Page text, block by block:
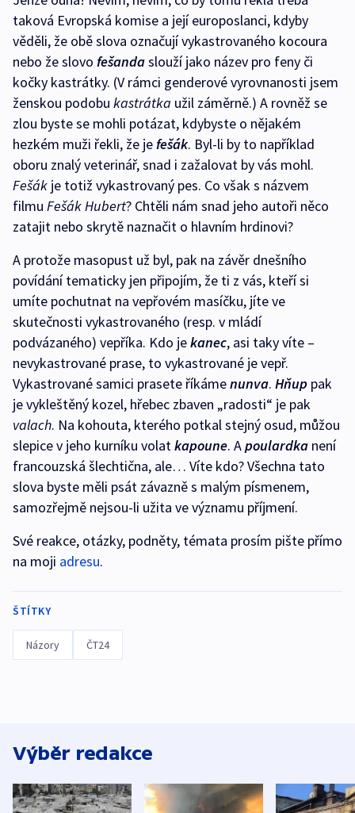
taková Evropská komise a její europoslanci, kdyby
věděli, že obě slova označují vykastrovaného kocoura
nebo že slovo fešandaslouží jako název pro feny či
kočky kastrátky. (V rámci genderové vyrovnanosti jsem
ženskou podobu kastrátka užil záměrně.) A rovněž se
zlou byste se mohli potázat, kdybyste o nějakém
hezkém muži řekli, že jefešák. Byl-li by to například
oboru znalý veterinář, snad i zažalovat by vás mohl.
Fešák je totiž vykastrovaný pes. Co však s názvem
filmu Fešák Hubert? Chtěli nám snad jeho autoři něco
zatajit nebo skrytě naznačit o hlavním hrdinovi?
A protože masopust už byl, pak na závěr dnešního
povídání tematicky jen připojím, že ti z vás, kteří si
umíte pochutnat na vepřovém masíčku, jíte ve
skutečnosti vykastrovaného (resp. v mládí
podvázaného) vepříka. Kdo jekanec, asi taky víte –
nevykastrované prase, to vykastrované je vepř.
Vykastrované samici prasete říkámenunva. Hňup pak
je vykleštěný kozel, hřebec zbaven „radosti“ je pak
valach. Na kohouta, kterého potkal stejný osud, můžou
slepice v jeho kurníku volatkapoune. Apoulardka není
francouzská šlechtična, ale… Víte kdo? Všechna tato
slova byste měli psát závazně s malým písmenem,
samozřejmě nejsou-li užita ve významu příjmení.
Své reakce, otázky, podněty, témata prosím pište přímo
na moji adresu.
ŠTÍTKY
Názory ČT24
Výběr redakce